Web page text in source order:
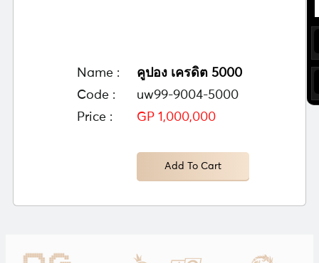
Name :
คูปอง เครดิต 5000
Code :
uw99-9004-5000
Price :
GP 1,000,000
Add To Cart